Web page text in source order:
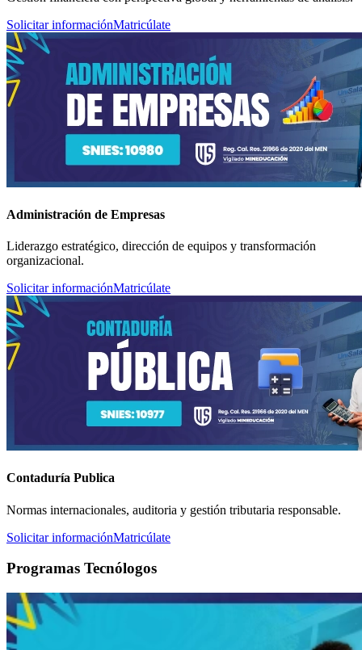
Solicitar informaciónMatricúlate
Administración de Empresas
Liderazgo estratégico, dirección de equipos y transformación
organizacional.
Solicitar informaciónMatricúlate
Contaduría Publica
Normas internacionales, auditoria y gestión tributaria responsable.
Solicitar informaciónMatricúlate
Programas Tecnólogos